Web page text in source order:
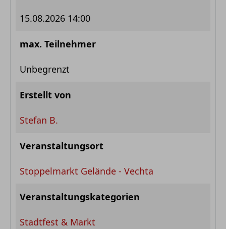
15.08.2026 14:00
max. Teilnehmer
Unbegrenzt
Erstellt von
Stefan B.
Veranstaltungsort
Stoppelmarkt Gelände - Vechta
Veranstaltungskategorien
Stadtfest & Markt